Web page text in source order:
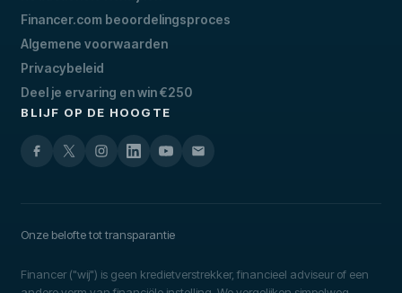
Financer.com beoordelingsproces
Algemene voorwaarden
Privacybeleid
Deel je ervaring en win €250
BLIJF OP DE HOOGTE
Onze belofte tot transparantie
Financer ("wij") is geen kredietverstrekker, financieel adviseur of een